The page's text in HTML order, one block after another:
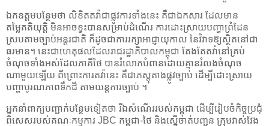
ឯកឧត្តមបន្ថែមថា លិខិតតវ៉ាជាផ្លូវការទាំងនេះ គឺជាឯកសារ ដែលមាន
តម្លៃគតិយុត្តិ មិនអាចខ្វះបានសម្រាប់ដំណើរ ការដោះស្រាយបញ្ហាព្រំដែន
ស្របតាមច្បាប់អន្តរជាតិ ក៏ដូចជាការរក្សាអាជ្ញាយុកាល នៃវិវាទឱ្យស្ថិតនៅជា
ធរមាន។ នេះជាហេតុផលដែលរាជរដ្ឋាភិបាលកម្ពុជា តែងតែតវ៉ានៅគ្រប់
ចំណុចទាំងអស់ដែលភាគីថៃ បានរំលោភបំពានដោយគ្មានរំលងចំណុច
ណាមួយឡើយ ពីព្រោះការតវ៉ានេះ គឺជាភស្តុតាងផ្លូវច្បាប់ ដើម្បីដោះស្រាយ
បញ្ហាបូរណភាពទឹកដី តាមយន្តការច្បាប់ ។
អ្នកនាំពាក្យបញ្ជាក់បន្ថែមទៀតថា រីឯសំណើររបស់កម្ពុជា ដើម្បីរៀបចំកិច្ចប្រជុំ
ពិសេសរបស់គណៈកម្មការ JBC កម្ពុជា-ថៃ និងស្នើចាត់បញ្ជូន ក្រុមវាស់វែង